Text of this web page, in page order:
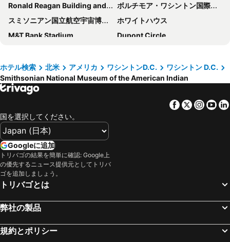
ダブルツリー バイ ヒルトン ワシントン DC - クリスタル シティ
Hilton Garden Inn Washington DC/U.S. Capitol
Motto by Hilton Washington DC Downtown
JW Marriott Washington, DC
U Street Capsule Hostel
Hyatt Place Washington DC/White House
ウィンザー イン
Hotel Arboretum
Hotel Pentagon
ハイアット リージェンシー ベテスダ
citizenM Washington DC NoMa
ハイアット セントリック アーリントン
キンプトン トパーズ ホテル
Fairfield Inn & Suites Washington, DC/New York Avenue
Crowne Plaza Crystal City-washington, D.c. By Ihg
HighRoad Washington DC
Hotel Nell - Union Market
Hotel Hive
Hampton Inn & Suites Arlington Crystal City DCA
ザ ウェスティン ワシントン, D.C. シティ センター
Residence Inn by Marriott Washington, DC National Mall
Ronald Reagan Building and International Trade Center
ボルチモア・ワシントン国際空港
スミソニアン国立航空宇宙博物館
ホワイトハウス
M&T Bank Stadium
Dupont Circle
Union Station
Inner Harbor
City Hall
National Mall
Pentagon Memorial
WASHINGTON, DC HR LEADERSHIP SUMMIT
College Park Airport
Georgetown
Hershey's Chocolate World
Capital City Airport
Fairmount - Art Museum
リンカーン記念館
United States Institute of Peace
Dauphin County Courthouse
Ocean City Boardwalk
ホテル検索 北米 アメリカ ワシントンD.C.
ワシントン D.C.
Smithsonian National Museum of the American Indian
Facebook
Twitter
国を選択してください。
Googleに追加
トリバゴの結果を簡単に確認: Google上
の優先するニュース提供元としてトリバ
ゴを追加しましょう。
トリバゴとは
弊社の製品
規約とポリシー